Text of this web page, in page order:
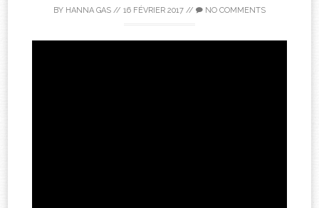
BY HANNA GAS // 16 FÉVRIER 2017 // NO COMMENTS